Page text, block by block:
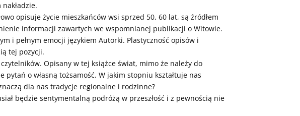
opisuje życie mieszkańców wsi sprzed 50, 60 lat, są źródłem
informacji zawartych we wspomnianej publikacji o Witowie.
i pełnym emocji językiem Autorki. Plastyczność opisów i
tej pozycji.
Opisany w tej książce świat, mimo że należy do
o własną tożsamość. W jakim stopniu kształtuje nas
dla nas tradycje regionalne i rodzinne?
będzie sentymentalną podróżą w przeszłość i z pewnością nie